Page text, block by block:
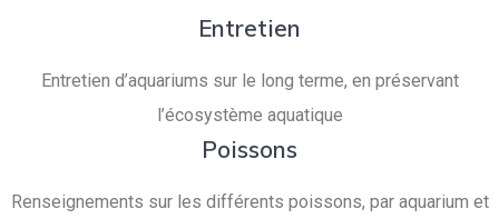
Entretien
Entretien d’aquariums sur le long terme, en préservant
l’écosystème aquatique
Poissons
Renseignements sur les différents poissons, par aquarium et